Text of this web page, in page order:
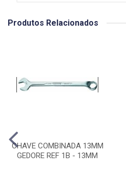
Produtos Relacionados
CHAVE COMBINADA 13MM
GEDORE REF 1B - 13MM